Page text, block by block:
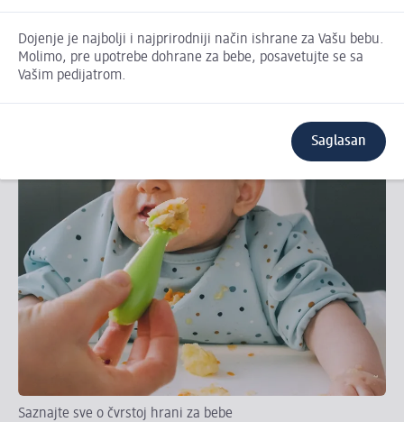
proizvoda
Saznajte sve o čvrstoj hrani za bebe
Dojenje je najbolji i najprirodniji način ishrane za Vašu bebu.
Molimo, pre upotrebe dohrane za bebe, posavetujte se sa
Vašim pedijatrom.
Saglasan